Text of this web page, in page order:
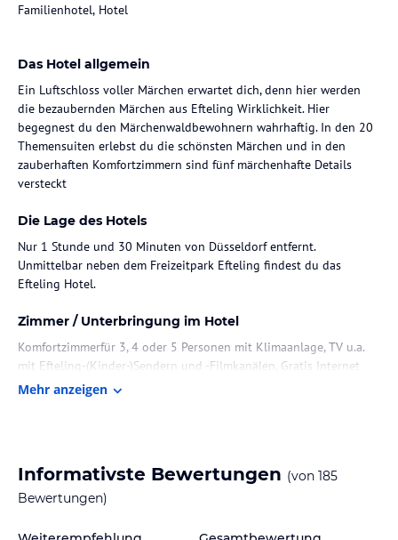
Familienhotel, Hotel
Das Hotel allgemein
Ein Luftschloss voller Märchen erwartet dich, denn hier werden
die bezaubernden Märchen aus Efteling Wirklichkeit. Hier
begegnest du den Märchenwaldbewohnern wahrhaftig. In den 20
Themensuiten erlebst du die schönsten Märchen und in den
zauberhaften Komfortzimmern sind fünf märchenhafte Details
versteckt
Die Lage des Hotels
Nur 1 Stunde und 30 Minuten von Düsseldorf entfernt.
Unmittelbar neben dem Freizeitpark Efteling findest du das
Efteling Hotel.
Zimmer / Unterbringung im Hotel
Komfortzimmerfür 3, 4 oder 5 Personen mit Klimaanlage, TV u.a.
mit Efteling-(Kinder-)Sendern und -Filmkanälen, Gratis Internet
(WLAN), Toilettenaufsatz für Kinder, Fön, Safe.
20 Themensuiten:
u.a. mit Efteling-(Kinder-) Sendern und -Filmkanälen, Gratis
Mehr anzeigen
Informativste Bewertungen (von 185
Bewertungen)